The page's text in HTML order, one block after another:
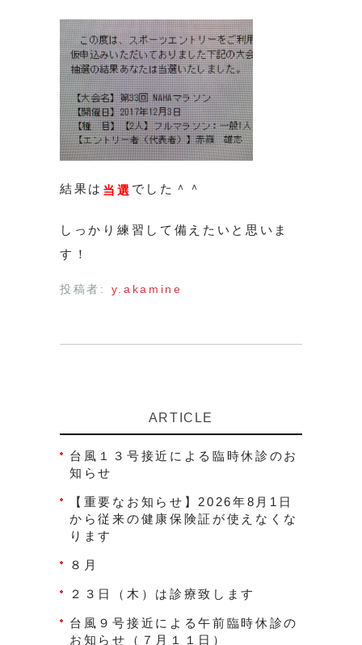
結果は 当選 でした＾＾
しっかり練習して備えたいと思いま
す！
投稿者: y.akamine
ARTICLE
台風１３号接近による臨時休診のお
知らせ
【重要なお知らせ】2026年8月1日
から従来の健康保険証が使えなくな
ります
８月
２３日（木）は診療致します
台風９号接近による午前臨時休診の
お知らせ（７月１１日）